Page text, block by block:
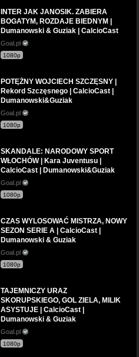
INTER JAK JANOSIK. ZABIERA
BOGATYM, ROZDAJE BIEDNYM |
Dumanowski & Guziak | CalcioCast
Goal.pl
1080p
POTĘŻNY WOJCIECH SZCZĘSNY |
Rekord Szczęsnego | CalcioCast |
Dumanowski&Guziak
Goal.pl
1080p
SKANDALE: NARODOWY SPORT
WŁOCHÓW | Kara Juventusu |
CalcioCast | Dumanowski&Guziak
Goal.pl
1080p
CZAS WYLOSOWAĆ MISTRZA, NOWY
SEZON SERIE A | CalcioCast |
Dumanowski & Guziak
Goal.pl
1080p
TAJEMNICZY URAZ
SKORUPSKIEGO, GOL ZIELA, MILIK
ASYSTUJE | CalcioCast |
Dumanowski & Guziak
Goal.pl
1080p